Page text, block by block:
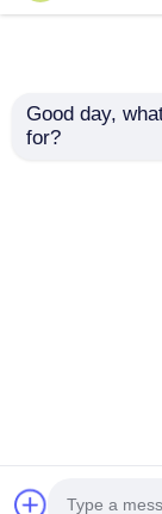
P5 Ultra 92%
Good day,
for?